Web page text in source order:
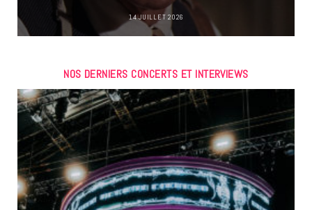
14 JUILLET 2026
NOS DERNIERS CONCERTS ET INTERVIEWS